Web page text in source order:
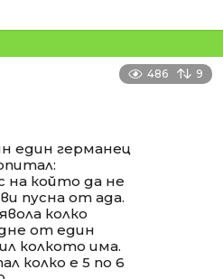
486 9
един германец
на който да не
пусна от ада.
колко
от един
колкото има.
колко е 5 по 6